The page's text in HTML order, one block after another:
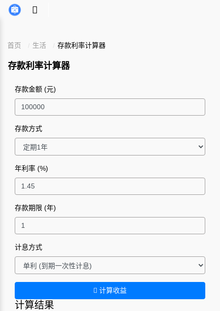
首页 生活 存款利率计算器
存款利率计算器
存款金额 (元)
存款方式
年利率 (%)
存款期限 (年)
计息方式
计算收益
计算结果